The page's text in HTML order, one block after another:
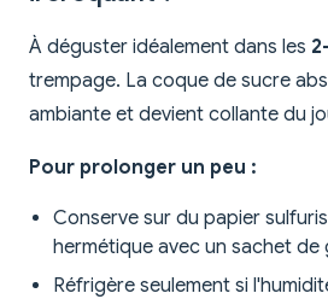
À déguster idéalement dans les
trempage. La coque de sucre
ambiante et devient collante du
Pour prolonger un peu :
Conserve sur du papier
hermétique avec un sachet de
Réfrigère seulement si